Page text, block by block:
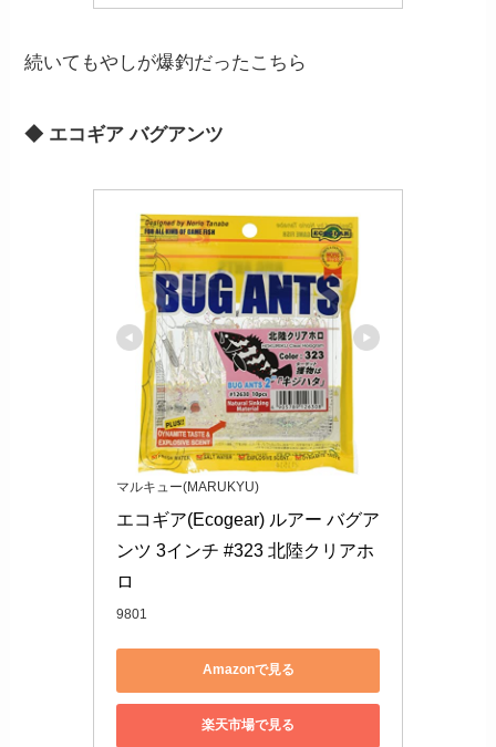
続いてもやしが爆釣だったこちら
◆ エコギア バグアンツ
マルキュー(MARUKYU)
エコギア(Ecogear) ルアー バグア
ンツ 3インチ #323 北陸クリアホ
ロ
9801
Amazonで見る
楽天市場で見る